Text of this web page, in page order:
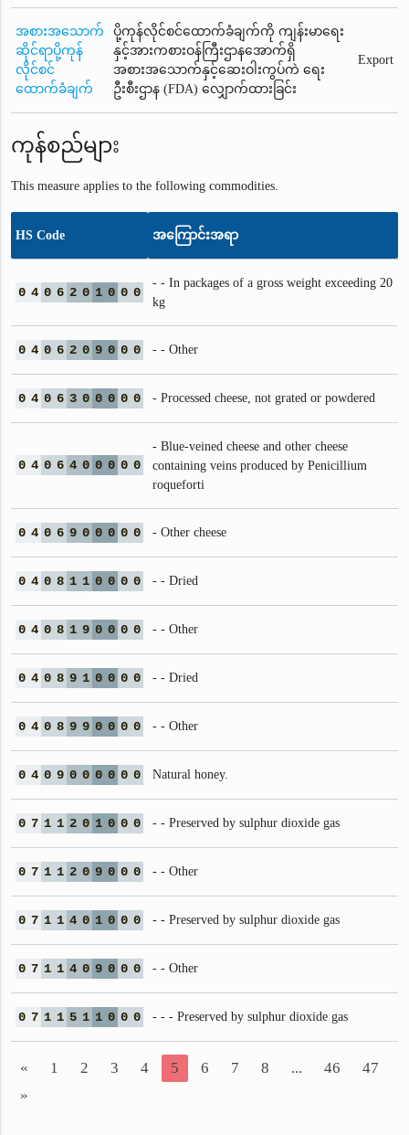
အစားအသောက်
ဆိုင်ရာပို့ကုန်
လိုင်စင်
ထောက်ခံချက်
ပို့ကုန်လိုင်စင်ထောက်ခံချက်ကို ကျန်းမာရေး
နှင့်အားကစားဝန်ကြီးဌာနအောက်ရှိ
အစားအသောက်နှင့်ဆေးဝါးကွပ်ကဲ ရေး
ဦးစီးဌာန (FDA) လျှောက်ထားခြင်း
Export
ကုန်စည်များ
This measure applies to the following commodities.
HS Code အကြောင်းအရာ
0 4 0 6 2 0 1 0 0 0
- - In packages of a gross weight exceeding 20
kg
0 4 0 6 2 0 9 0 0 0 - - Other
0 4 0 6 3 0 0 0 0 0 - Processed cheese, not grated or powdered
0 4 0 6 4 0 0 0 0 0
- Blue-veined cheese and other cheese
containing veins produced by Penicillium
roqueforti
0 4 0 6 9 0 0 0 0 0 - Other cheese
0 4 0 8 1 1 0 0 0 0 - - Dried
0 4 0 8 1 9 0 0 0 0 - - Other
0 4 0 8 9 1 0 0 0 0 - - Dried
0 4 0 8 9 9 0 0 0 0 - - Other
0 4 0 9 0 0 0 0 0 0 Natural honey.
0 7 1 1 2 0 1 0 0 0 - - Preserved by sulphur dioxide gas
0 7 1 1 2 0 9 0 0 0 - - Other
0 7 1 1 4 0 1 0 0 0 - - Preserved by sulphur dioxide gas
0 7 1 1 4 0 9 0 0 0 - - Other
0 7 1 1 5 1 1 0 0 0 - - - Preserved by sulphur dioxide gas
« 1 2 3 4 5 6 7 8 ... 46
47
»